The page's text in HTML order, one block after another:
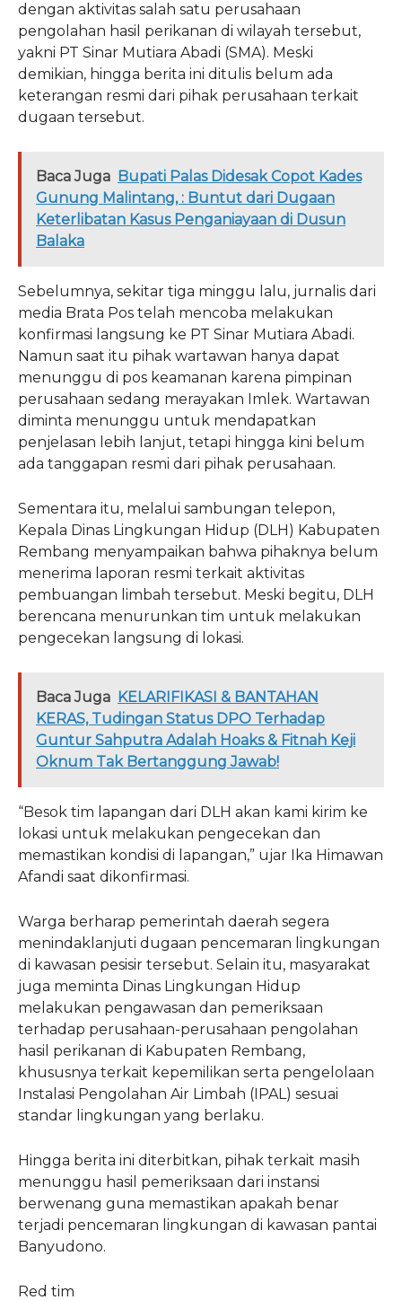
dengan aktivitas salah satu perusahaan
pengolahan hasil perikanan di wilayah tersebut,
yakni PT Sinar Mutiara Abadi (SMA). Meski
demikian, hingga berita ini ditulis belum ada
keterangan resmi dari pihak perusahaan terkait
dugaan tersebut.
Baca Juga Bupati Palas Didesak Copot Kades
Gunung Malintang, : Buntut dari Dugaan
Keterlibatan Kasus Penganiayaan di Dusun
Balaka
Sebelumnya, sekitar tiga minggu lalu, jurnalis dari
media Brata Pos telah mencoba melakukan
konfirmasi langsung ke PT Sinar Mutiara Abadi.
Namun saat itu pihak wartawan hanya dapat
menunggu di pos keamanan karena pimpinan
perusahaan sedang merayakan Imlek. Wartawan
diminta menunggu untuk mendapatkan
penjelasan lebih lanjut, tetapi hingga kini belum
ada tanggapan resmi dari pihak perusahaan.
Sementara itu, melalui sambungan telepon,
Kepala Dinas Lingkungan Hidup (DLH) Kabupaten
Rembang menyampaikan bahwa pihaknya belum
menerima laporan resmi terkait aktivitas
pembuangan limbah tersebut. Meski begitu, DLH
berencana menurunkan tim untuk melakukan
pengecekan langsung di lokasi.
Baca Juga KELARIFIKASI & BANTAHAN
KERAS, Tudingan Status DPO Terhadap
Guntur Sahputra Adalah Hoaks & Fitnah Keji
Oknum Tak Bertanggung Jawab!
“Besok tim lapangan dari DLH akan kami kirim ke
lokasi untuk melakukan pengecekan dan
memastikan kondisi di lapangan,” ujar Ika Himawan
Afandi saat dikonfirmasi.
Warga berharap pemerintah daerah segera
menindaklanjuti dugaan pencemaran lingkungan
di kawasan pesisir tersebut. Selain itu, masyarakat
juga meminta Dinas Lingkungan Hidup
melakukan pengawasan dan pemeriksaan
terhadap perusahaan-perusahaan pengolahan
hasil perikanan di Kabupaten Rembang,
khususnya terkait kepemilikan serta pengelolaan
Instalasi Pengolahan Air Limbah (IPAL) sesuai
standar lingkungan yang berlaku.
Hingga berita ini diterbitkan, pihak terkait masih
menunggu hasil pemeriksaan dari instansi
berwenang guna memastikan apakah benar
terjadi pencemaran lingkungan di kawasan pantai
Banyudono.
Red tim